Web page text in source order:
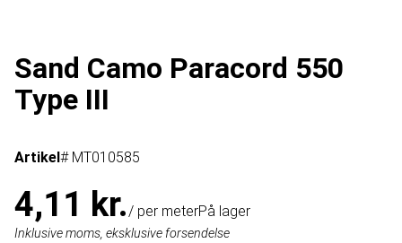
Sand Camo Paracord 550
Type III
Artikel# MT010585
4,11 kr./ per meterPå lager
Inklusive moms, eksklusive forsendelse